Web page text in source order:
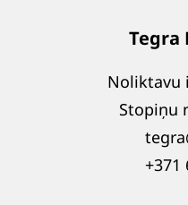
Tegra
Noliktavu
Stopiņu
+371